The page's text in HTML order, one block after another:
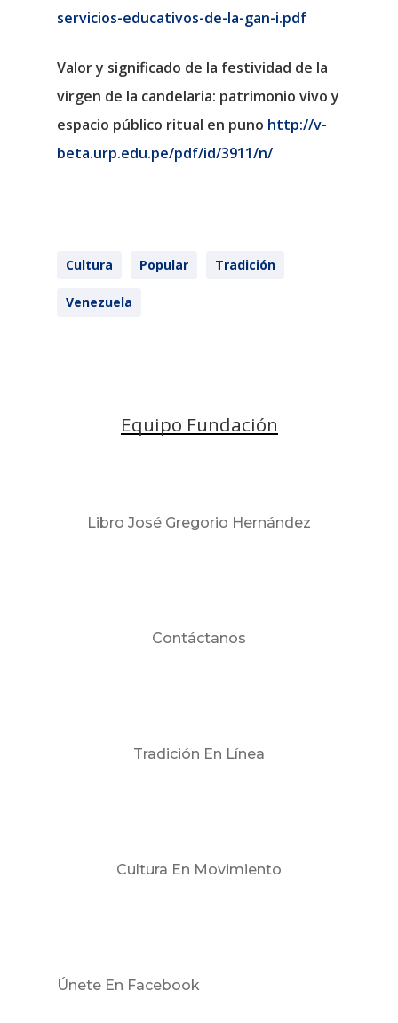
servicios-educativos-de-la-gan-i.pdf
Valor y significado de la festividad de la
virgen de la candelaria: patrimonio vivo y
espacio público ritual en puno http://v-
beta.urp.edu.pe/pdf/id/3911/n/
Cultura Popular Tradición
Venezuela
Equipo Fundación
Libro José Gregorio Hernández
Contáctanos
Tradición En Línea
Cultura En Movimiento
Únete En Facebook